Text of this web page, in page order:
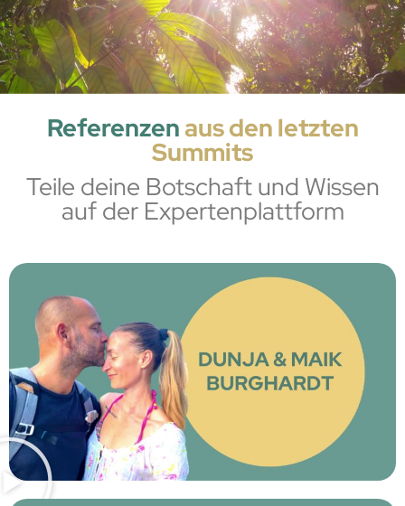
Referenzen aus den letzten
Summits
Teile deine Botschaft und Wissen
auf der Expertenplattform